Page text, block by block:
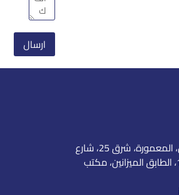
ارسال
أبوظبي، ال نهيان، المعمورة، شرق 25، شارع
الرونق، مبنى 129، الطابق الميزانين، مكتب